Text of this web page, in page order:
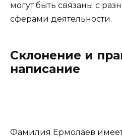
могут быть связаны с
сферами деятельности.
Склонение и
написание
Фамилия Ермолаев